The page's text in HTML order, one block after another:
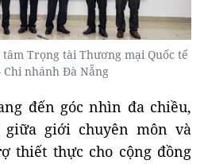
Trọng tài Thương mại Quốc tế
Chi nhánh Đà Nẵng
đến góc nhìn đa chiều,
giới chuyên môn và
thiết thực cho cộng đồng